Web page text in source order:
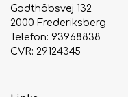
Godthåbsvej 132
2000 Frederiksberg
Telefon: 93968838
CVR: 29124345